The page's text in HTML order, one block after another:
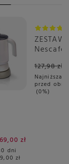
zł
dni
zł
Okazja
Nescafé
6x16
127,98 zł
Najniższa
przed
0%